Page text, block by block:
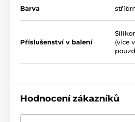
Barva
Příslušenství v balení
(více
Hodnocení zákazníků